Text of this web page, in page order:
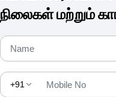
நிலைகள் மற்றும்
+91